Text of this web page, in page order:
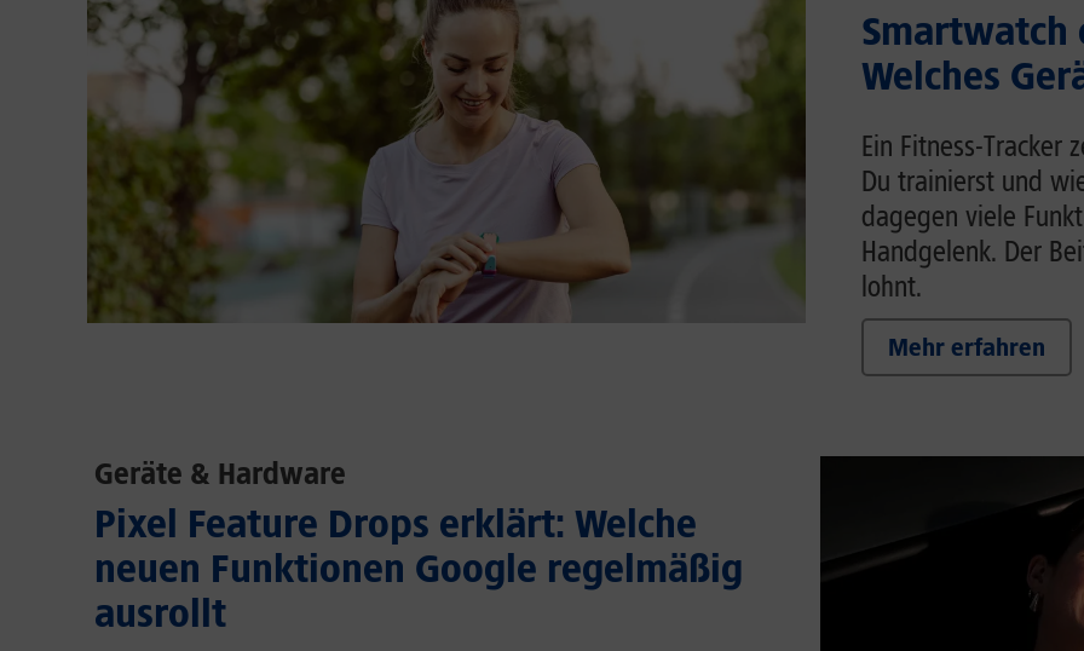
Smartwatch
Welches
Ein Fitness-Tracker
Du trainierst und
dagegen viele
Handgelenk. Der
lohnt.
Mehr erfahren
Geräte & Hardware
Pixel Feature Drops erklärt: Welche
neuen Funktionen Google regelmäßig
ausrollt